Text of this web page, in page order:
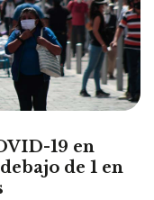
19 en
de 1 en